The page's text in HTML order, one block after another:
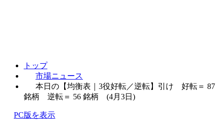
トップ
市場ニュース
本日の【均衡表｜3役好転／逆転】引け 好転＝ 87
銘柄 逆転＝ 56 銘柄 (4月3日)
PC版を表示